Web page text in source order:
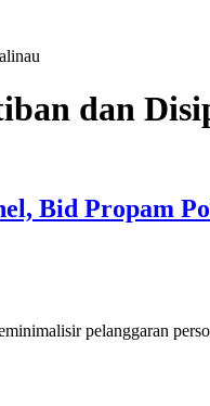
dan
Bid Propam
pelanggaran